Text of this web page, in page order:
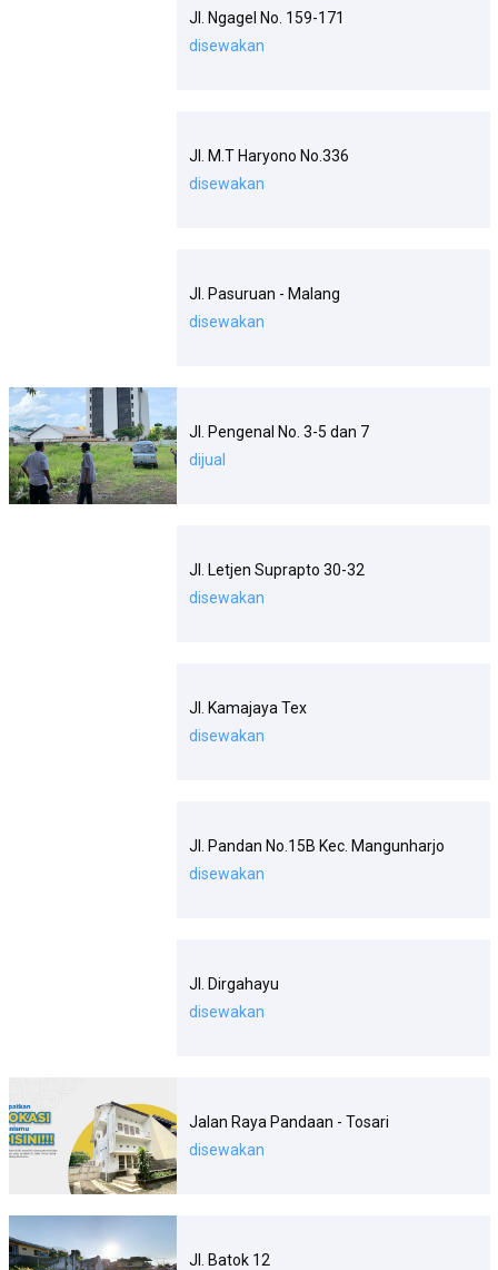
Jl. Ngagel No. 159-171
disewakan
Jl. M.T Haryono No.336
disewakan
Jl. Pasuruan - Malang
disewakan
Jl. Pengenal No. 3-5 dan 7
dijual
Jl. Letjen Suprapto 30-32
disewakan
Jl. Kamajaya Tex
disewakan
Jl. Pandan No.15B Kec. Mangunharjo
disewakan
Jl. Dirgahayu
disewakan
Jalan Raya Pandaan - Tosari
disewakan
Jl. Batok 12